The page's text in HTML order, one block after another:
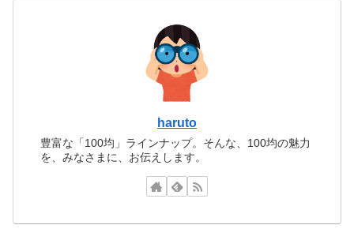
haruto
豊富な「100均」ラインナップ。そんな、100均の魅力
を、みなさまに、お伝えします。